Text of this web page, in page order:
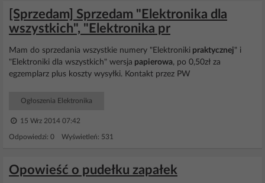
[Sprzedam] Sprzedam "Elektronika dla
wszystkich", "Elektronika pr
Mam do sprzedania wszystkie numery "Elektroniki praktycznej" i
"Elektroniki dla wszystkich" wersja papierowa, po 0,50zł za
egzemplarz plus koszty wysyłki. Kontakt przez PW
Ogłoszenia Elektronika
15 Wrz 2014 07:42
Odpowiedzi: 0 Wyświetleń: 531
Opowieść o pudełku zapałek